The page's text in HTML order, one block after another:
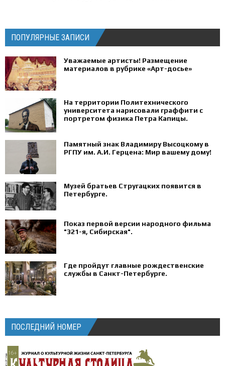
ПОПУЛЯРНЫЕ ЗАПИСИ
Уважаемые артисты! Размещение
материалов в рубрике «Арт-досье»
На территории Политехнического
университета нарисовали граффити с
портретом физика Петра Капицы.
Памятный знак Владимиру Высоцкому в
РГПУ им. А.И. Герцена: Мир вашему дому!
Музей братьев Стругацких появится в
Петербурге‍.
Показ первой версии народного фильма
"321-я, Сибирская".
Где пройдут главные рождественские
службы в Санкт-Петербурге.
ПОСЛЕДНИЙ НОМЕР